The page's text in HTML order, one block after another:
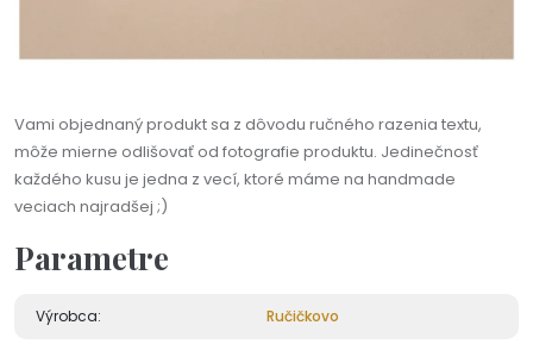
Vami objednaný produkt sa z dôvodu ručného razenia textu,
môže mierne odlišovať od fotografie produktu. Jedinečnosť
každého kusu je jedna z vecí, ktoré máme na handmade
veciach najradšej ;)
Parametre
Výrobca: Ručičkovo